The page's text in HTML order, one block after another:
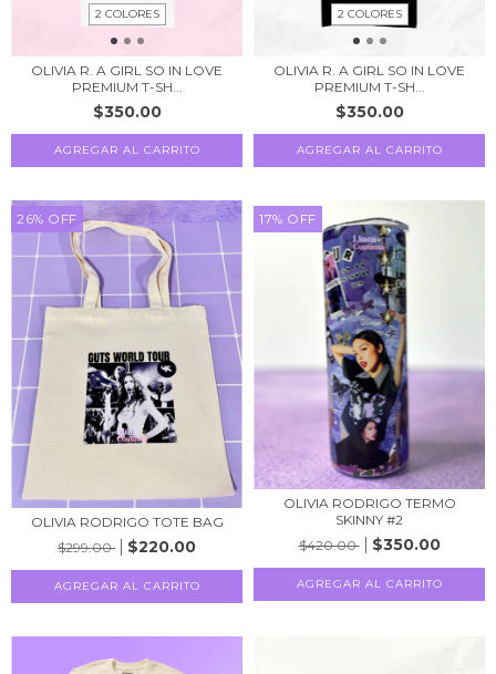
2 COLORES
OLIVIA R. A GIRL SO IN LOVE
PREMIUM T-SH...
$350.00
AGREGAR AL CARRITO
2 COLORES
OLIVIA R. A GIRL SO IN LOVE
PREMIUM T-SH...
$350.00
AGREGAR AL CARRITO
26% OFF
OLIVIA RODRIGO TOTE BAG
$299.00
$220.00
17% OFF
OLIVIA RODRIGO TERMO
SKINNY #2
$420.00
$350.00
AGREGAR AL CARRITO